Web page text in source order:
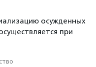
осужденных
при